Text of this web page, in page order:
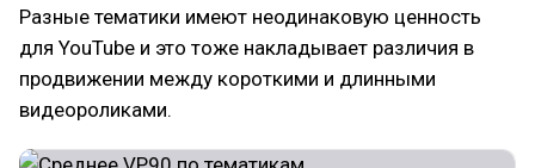
Разные тематики имеют неодинаковую ценность
для YouTube и это тоже накладывает различия в
продвижении между короткими и длинными
видеороликами.